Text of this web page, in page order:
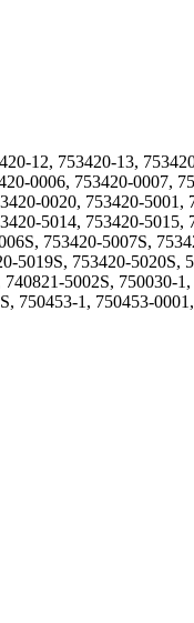
12, 753420-13,
0006, 753420-0007,
0020, 753420-5001,
5014, 753420-5015,
753420-5007S,
5019S, 753420-5020S,
5002S, 750030-
750453-1, 750453-